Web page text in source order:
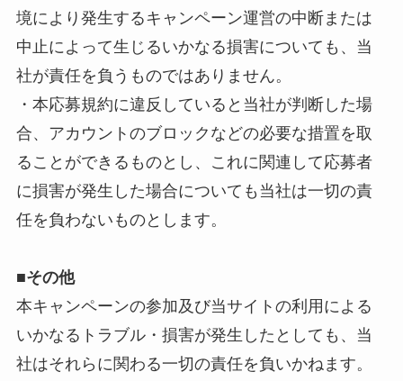
境により発生するキャンペーン運営の中断または
中止によって生じるいかなる損害についても、当
社が責任を負うものではありません。
・本応募規約に違反していると当社が判断した場
合、アカウントのブロックなどの必要な措置を取
ることができるものとし、これに関連して応募者
に損害が発生した場合についても当社は一切の責
任を負わないものとします。
■その他
本キャンペーンの参加及び当サイトの利用による
いかなるトラブル・損害が発生したとしても、当
社はそれらに関わる一切の責任を負いかねます。